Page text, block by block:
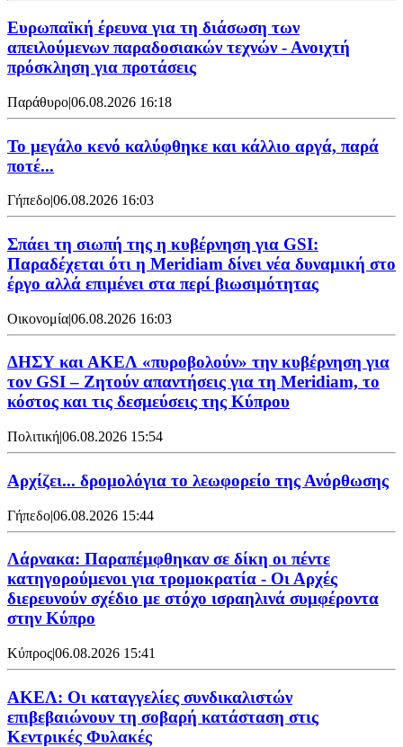
Ευρωπαϊκή έρευνα για τη διάσωση των
απειλούμενων παραδοσιακών τεχνών - Ανοιχτή
πρόσκληση για προτάσεις
Παράθυρο|06.08.2026 16:18
Το μεγάλο κενό καλύφθηκε και κάλλιο αργά, παρά
ποτέ...
Γήπεδο|06.08.2026 16:03
Σπάει τη σιωπή της η κυβέρνηση για GSI:
Παραδέχεται ότι η Meridiam δίνει νέα δυναμική στο
έργο αλλά επιμένει στα περί βιωσιμότητας
Οικονομία|06.08.2026 16:03
ΔΗΣΥ και ΑΚΕΛ «πυροβολούν» την κυβέρνηση για
τον GSI – Ζητούν απαντήσεις για τη Meridiam, το
κόστος και τις δεσμεύσεις της Κύπρου
Πολιτική|06.08.2026 15:54
Αρχίζει... δρομολόγια το λεωφορείο της Ανόρθωσης
Γήπεδο|06.08.2026 15:44
Λάρνακα: Παραπέμφθηκαν σε δίκη οι πέντε
κατηγορούμενοι για τρομοκρατία - Οι Αρχές
διερευνούν σχέδιο με στόχο ισραηλινά συμφέροντα
στην Κύπρο
Κύπρος|06.08.2026 15:41
ΑΚΕΛ: Οι καταγγελίες συνδικαλιστών
επιβεβαιώνουν τη σοβαρή κατάσταση στις
Κεντρικές Φυλακές